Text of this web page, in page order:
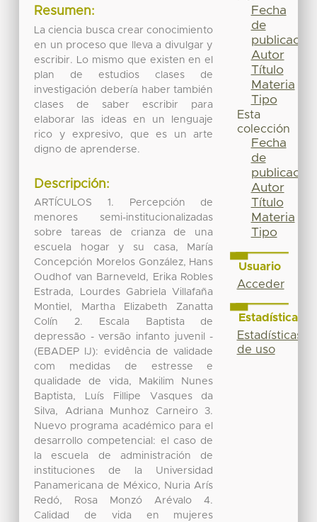
Resumen:
La ciencia busca crear conocimiento
en un proceso que lleva a divulgar y
escribir. Lo mismo que existen en el
plan de estudios clases de
investigación debería haber también
clases de saber escribir para
elaborar las ideas en un lenguaje
rico y expresivo, que es un arte
digno de aprenderse.
Descripción:
ARTÍCULOS 1. Percepción de
menores semi-institucionalizadas
sobre tareas de crianza de una
escuela hogar y su casa, María
Concepción Morelos González, Hans
Oudhof van Barneveld, Erika Robles
Estrada, Lourdes Gabriela Villafaña
Montiel, Martha Elizabeth Zanatta
Colín 2. Escala Baptista de
depressão - versão infanto juvenil -
(EBADEP IJ): evidência de validade
com medidas de estresse e
qualidade de vida, Makilim Nunes
Baptista, Luís Fillipe Vasques da
Silva, Adriana Munhoz Carneiro 3.
Nuevo programa académico para el
desarrollo competencial: el caso de
la escuela de administración de
instituciones de la Universidad
Panamericana de México, Nuria Arís
Redó, Rosa Monzó Arévalo 4.
Calidad de vida en mujeres
Fecha
de
publicación
Autor
Título
Materia
Tipo
Esta
colección
Fecha
de
publicación
Autor
Título
Materia
Tipo
Usuario
Acceder
Estadísticas
Estadísticas
de uso